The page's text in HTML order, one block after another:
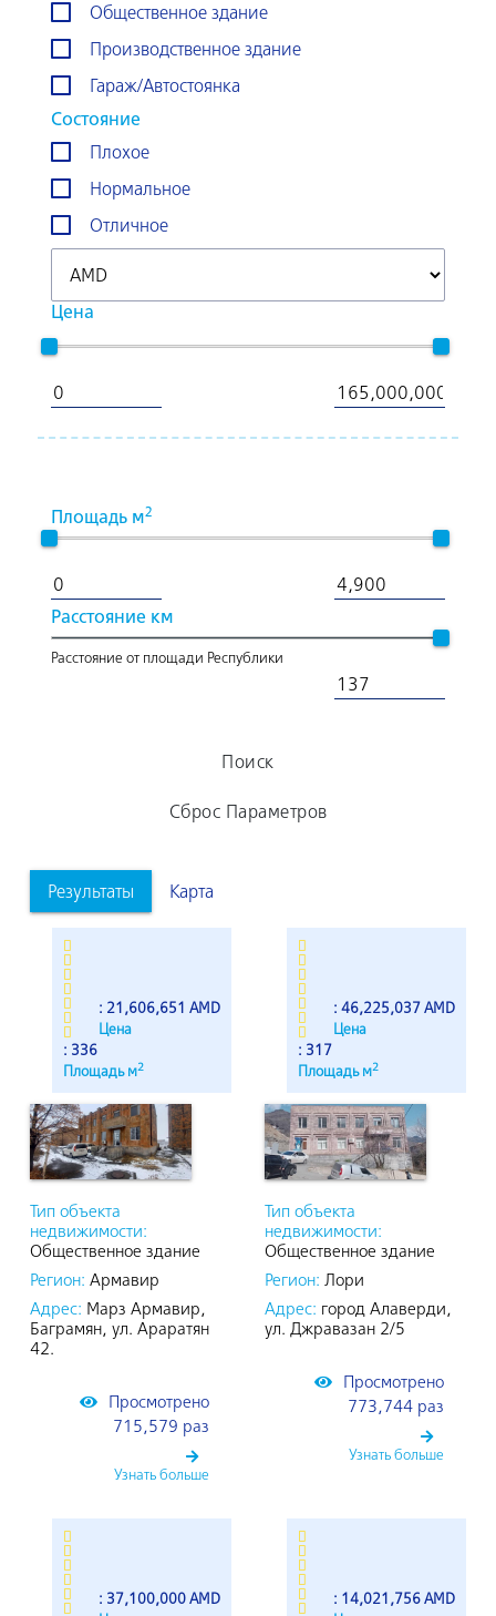
Общественное здание
Производственное здание
Гараж/Автостоянка
Состояние
Плохое
Нормальное
Отличное
Цена
Площадь м2
Расстояние км
Расстояние от площади Республики
Поиск
Сброс Параметров
Результаты Карта
Цена
: 21,606,651 AMD
Площадь м2
: 336
Тип объекта
недвижимости:
Общественное здание
Регион: Армавир
Адрес: Марз Армавир,
Баграмян, ул. Араратян
42.
Просмотрено
715,579 раз
Узнать больше
Цена
: 46,225,037 AMD
Площадь м2
: 317
Тип объекта
недвижимости:
Общественное здание
Регион: Лори
Адрес: город Алаверди,
ул. Джравазан 2/5
Просмотрено
773,744 раз
Узнать больше
: 37,100,000 AMD
: 14,021,756 AMD